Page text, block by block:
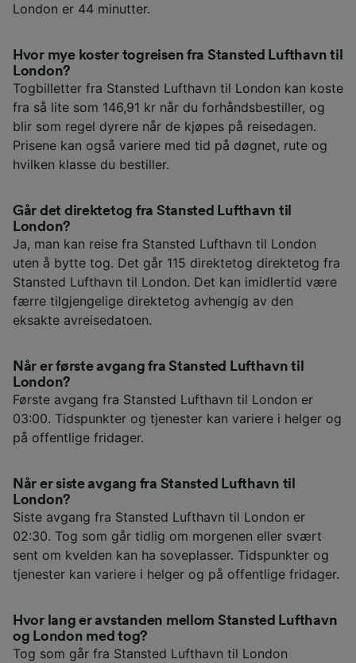
London er 44 minutter.
Hvor mye koster togreisen fra Stansted Lufthavn til
London?
Togbilletter fra Stansted Lufthavn til London kan koste
fra så lite som 146,91 kr når du forhåndsbestiller, og
blir som regel dyrere når de kjøpes på reisedagen.
Prisene kan også variere med tid på døgnet, rute og
hvilken klasse du bestiller.
Går det direktetog fra Stansted Lufthavn til
London?
Ja, man kan reise fra Stansted Lufthavn til London
uten å bytte tog. Det går 115 direktetog direktetog fra
Stansted Lufthavn til London. Det kan imidlertid være
færre tilgjengelige direktetog avhengig av den
eksakte avreisedatoen.
Når er første avgang fra Stansted Lufthavn til
London?
Første avgang fra Stansted Lufthavn til London er
03:00. Tidspunkter og tjenester kan variere i helger og
på offentlige fridager.
Når er siste avgang fra Stansted Lufthavn til
London?
Siste avgang fra Stansted Lufthavn til London er
02:30. Tog som går tidlig om morgenen eller svært
sent om kvelden kan ha soveplasser. Tidspunkter og
tjenester kan variere i helger og på offentlige fridager.
Hvor lang er avstanden mellom Stansted Lufthavn
og London med tog?
Tog som går fra Stansted Lufthavn til London